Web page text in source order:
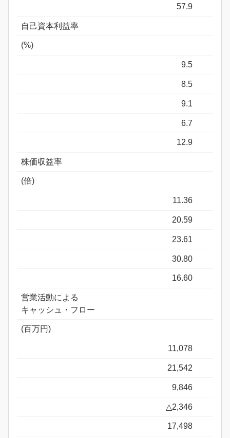
57.9
自己資本利益率
(%)
9.5
8.5
9.1
6.7
12.9
株価収益率
(倍)
11.36
20.59
23.61
30.80
16.60
営業活動による
キャッシュ・フロー
(百万円)
11,078
21,542
9,846
△2,346
17,498